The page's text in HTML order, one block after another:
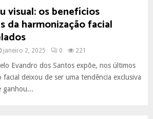
visual: os benefícios
da harmonização facial
janeiro 2, 2025 0 221
Evandro dos Santos expõe, nos últimos
facial deixou de ser uma tendência exclusiva
ganhou...